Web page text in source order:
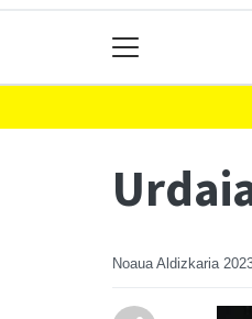
Noaua Aldizkaria